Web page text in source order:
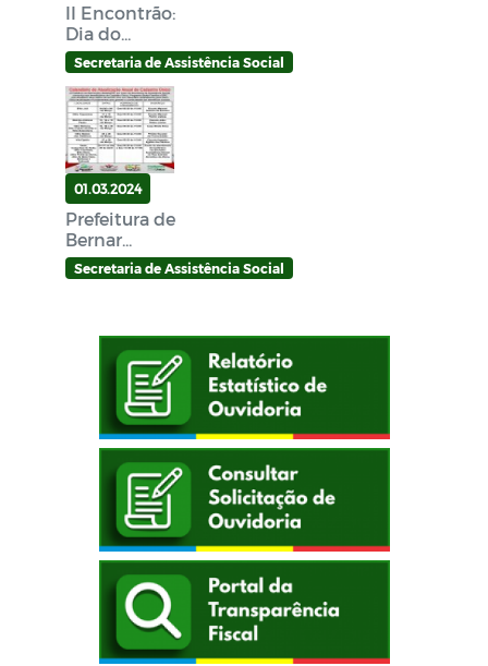
II Encontrão:
Dia do...
Secretaria de Assistência Social
01.03.2024
Prefeitura de
Bernar...
Secretaria de Assistência Social